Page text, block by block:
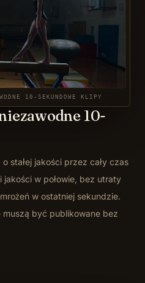
10-SEKUNDOWE KLIPY
10-
stałej jakości przez cały czas
w połowie, bez utraty
w ostatniej sekundzie.
być publikowane bez